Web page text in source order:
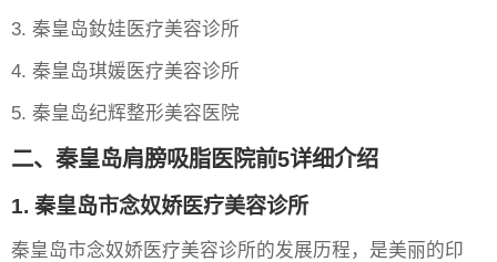
3. 秦皇岛釹娃医疗美容诊所
4. 秦皇岛琪媛医疗美容诊所
5. 秦皇岛纪辉整形美容医院
二、秦皇岛肩膀吸脂医院前5详细介绍
1. 秦皇岛市念奴娇医疗美容诊所
秦皇岛市念奴娇医疗美容诊所的发展历程，是美丽的印